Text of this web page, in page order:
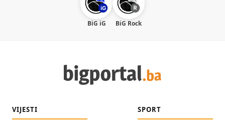
BiG iG BiG Rock
VIJESTI SPORT